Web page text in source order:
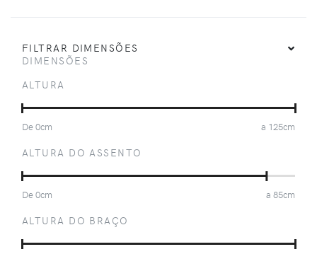
FILTRAR DIMENSÕES
DIMENSÕES
ALTURA
De0cm a 125cm
ALTURA DO ASSENTO
De0cm a 85cm
ALTURA DO BRAÇO